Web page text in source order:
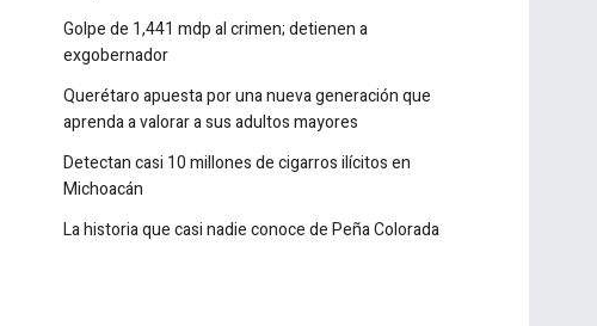
Marina asegura una tonelada de cocaína cerca de
Acapulco
Golpe de 1,441 mdp al crimen; detienen a
exgobernador
Querétaro apuesta por una nueva generación que
Detectan casi 10 millones de cigarros ilícitos en